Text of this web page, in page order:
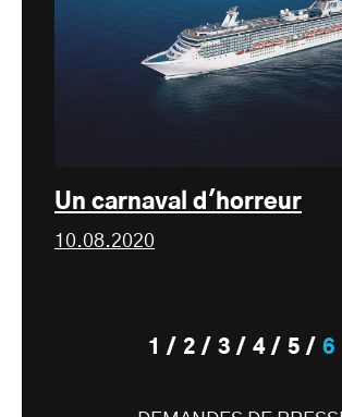
Un carnaval d'horreur
10.08.2020
1 2 3 4 5 6